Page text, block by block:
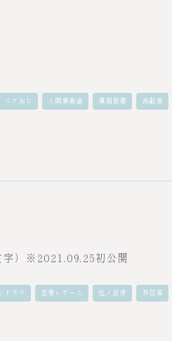
イケおじ , 人間裏街道 , 奥田銀蔵 , 高齢者
字）※2021.09.25初公開
ドラマ 恋愛×ゲーム 虹ノ宮市 非日常